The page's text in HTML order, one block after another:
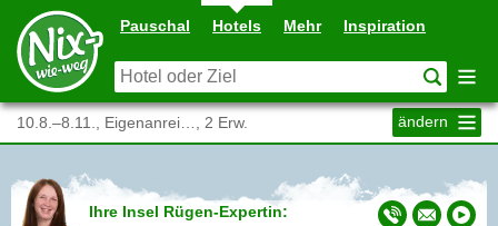
Pauschal Hotels Mehr Inspiration
10.8.–8.11., Eigenanrei…, 2 Erw. ändern
Ihre Insel Rügen-Expertin: